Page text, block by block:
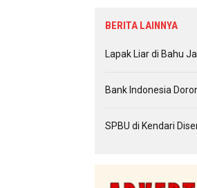
BERITA LAINNYA
Lapak Liar di Bahu
Bank Indonesia
SPBU di Kendari